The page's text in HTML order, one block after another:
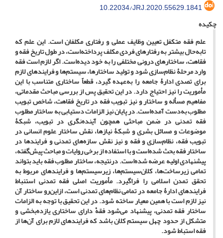
10.22034/JRJ.2020.55629.1841
چکیده
علم فقه متکفل تعیین وظایف عملی و رفتاری مکلفان است. این علم که
تابه‌حال بیشتر به رفتارهای فردی مکلف پرداخته‌است، در طول تاریخ فقه و
فقاهت، ساختارهای درونی مختلفی را به خود دیده‌است. اگر لازم است فقه
وارد مرحلۀ نظام‌سازی شود و تولید ساختارها، سیستم‌ها و فرایندهای لازم
برای تصدی ادارۀ جامعه را به‌عهده گیرد، قطعاً ساختاری متناسب با این
مأموریت را نیز احتیاج دارد. در این تحقیق پس از بررسی مباحث مقدماتی،
مفاهیم مسأله و ساختار و نیز تبویب فقه در تاریخ فقاهت، شاخص تبویب
مطلوب به‌دست آمده‌است. در پایان نیز الزامات دستیابی به ساختار مطلوب
فقه تمدنی در ضمن مباحثی همچون آینده‌نگری در تبویب، شبکۀ
موضوعات و مسائل بشری و شبکۀ نیازها، نقش ساختار علوم انسانی در
تبویب فقه، نظام‌سازی و فقه و نیز نقش سازه‌های تمدنی و فرایندها در
ساختار فقه بحث شده‌است و با استفاده از برخی روایات و مباحث پیش‌گفته،
پیشنهادی اولیه عرضه شده‌است. درنتیجه، ساختار مطلوب فقه باید بتواند
تمامی زیرساخت‌ها، کلان‌سیستم‌ها، زیرسیستم‌ها و فرایندهای مربوط به
تحقق تمدن اسلامی را فراگیرد. مأموریت اصلی فقه تمدنی استنباط
فرایندهای ادارۀ جامعه در تمامی نظام‌های تمدنی است، ازاین‌رو ساختار آن
نیز لازم است با همین معیار ساخته شود. در این تحقیق با توجه به الزامات
ساختار فقه تمدنی، پیشنهاد می‌شود فقهْ دارای ساختاری یازده‌بخشی و
متشکل از حدود چهل سیستم کلان باشد که فرایندهای لازم برای آن‌ها از
فقه استباط شود.